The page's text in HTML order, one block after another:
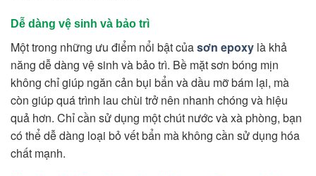
Dễ dàng vệ sinh và bảo trì
Một trong những ưu điểm nổi bật củasơn epoxy là khả
năng dễ dàng vệ sinh và bảo trì. Bề mặt sơn bóng mịn
không chỉ giúp ngăn cản bụi bẩn và dầu mỡ bám lại, mà
còn giúp quá trình lau chùi trở nên nhanh chóng và hiệu
quả hơn. Chỉ cần sử dụng một chút nước và xà phòng, bạn
có thể dễ dàng loại bỏ vết bẩn mà không cần sử dụng hóa
chất mạnh.